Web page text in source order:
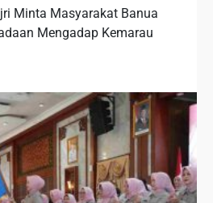
Minta Masyarakat Banua
Mengadap Kemarau